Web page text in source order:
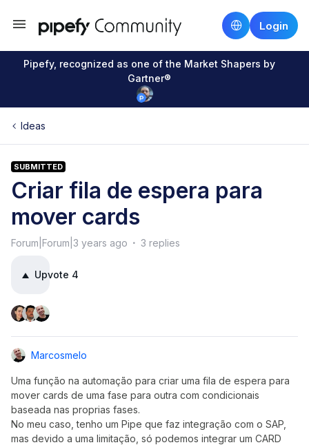
Login
Pipefy, recognized as one of the Market Shapers by
Gartner®
Ideas
SUBMITTED
Criar fila de espera para
mover cards
Forum|Forum|3 years ago 3 replies
Upvote 4
Marcosmelo
Uma função na automação para criar uma fila de espera para
mover cards de uma fase para outra com condicionais
baseada nas proprias fases.
No meu caso, tenho um Pipe que faz integração com o SAP,
mas devido a uma limitação, só podemos integrar um CARD